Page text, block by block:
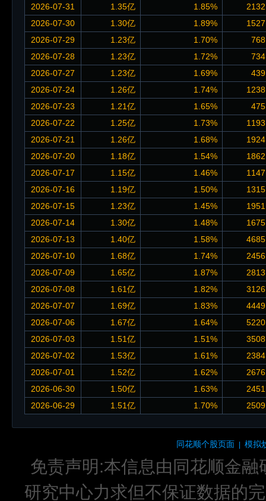
2026-07-31
1.35亿 1.85%
2026-07-30
1.30亿 1.89%
2026-07-29
1.23亿 1.70%
2026-07-28
1.23亿 1.72%
2026-07-27
1.23亿 1.69%
2026-07-24
1.26亿 1.74%
2026-07-23
1.21亿 1.65%
2026-07-22
1.25亿 1.73%
2026-07-21
1.26亿 1.68%
2026-07-20
1.18亿 1.54%
2026-07-17
1.15亿 1.46%
2026-07-16
1.19亿 1.50%
2026-07-15
1.23亿 1.45%
2026-07-14
1.30亿 1.48%
2026-07-13
1.40亿 1.58%
2026-07-10
1.68亿 1.74%
2026-07-09
1.65亿 1.87%
2026-07-08
1.61亿 1.82%
2026-07-07
1.69亿 1.83%
2026-07-06
1.67亿 1.64%
2026-07-03
1.51亿 1.51%
2026-07-02
1.53亿 1.61%
2026-07-01
1.52亿 1.62%
2026-06-30
1.50亿 1.63%
2026-06-29
1.51亿 1.70%
同花顺个股页面 模拟
免责声明:本信息由同花顺金
研究中心力求但不保证数据的